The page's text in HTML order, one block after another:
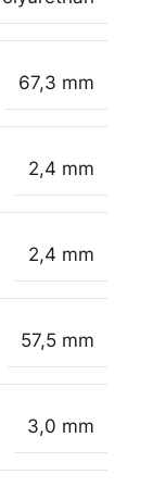
67,3 mm
2,4 mm
2,4 mm
57,5 mm
3,0 mm